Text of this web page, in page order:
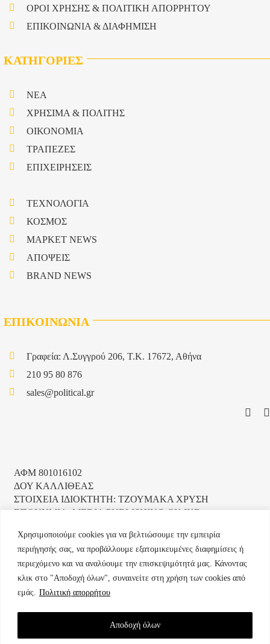
Χρησιμοποιούμε cookies για να βελτιώσουμε την εμπειρία
περιήγησής σας, να προβάλλουμε εξατομικευμένες διαφημίσεις ή
περιεχόμενο και να αναλύουμε την επισκεψιμότητά μας. Κάνοντας
κλικ στο "Αποδοχή όλων", συναινείτε στη χρήση των cookies από
εμάς.
Πολιτική απορρήτου
Αποδοχή όλων
ΟΡΟΙ ΧΡΗΣΗΣ & ΠΟΛΙΤΙΚΗ ΑΠΟΡΡΗΤΟΥ
ΕΠΙΚΟΙΝΩΝΙΑ & ΔΙΑΦΗΜΙΣΗ
ΚΑΤΗΓΟΡΙΕΣ
NEA
ΧΡΗΣΙΜΑ & ΠΟΛΙΤΗΣ
ΟΙΚΟΝΟΜΙΑ
ΤΡΑΠΕΖΕΣ
ΕΠΙΧΕΙΡΗΣΕΙΣ
ΤΕΧΝΟΛΟΓΙΑ
ΚΟΣΜΟΣ
ΜΑΡΚΕΤ NEWS
ΑΠΟΨΕΙΣ
BRAND NEWS
ΕΠΙΚΟΙΝΩΝΙΑ
Γραφεία: Λ.Συγγρού 206, Τ.Κ. 17672, Αθήνα
210 95 80 876
sales@political.gr
ΑΦΜ 801016102
ΔΟΥ ΚΑΛΛΙΘΕΑΣ
ΣΤΟΙΧΕΙΑ ΙΔΙΟΚΤΗΤΗ: ΤΖΟΥΜΑΚΑ ΧΡΥΣΗ
ΕΠΩΝΥΜΙΑ: MEDIA PUBLISHING GK IKE
μοναδικός αριθμός Μ.Η.Τ. 232223